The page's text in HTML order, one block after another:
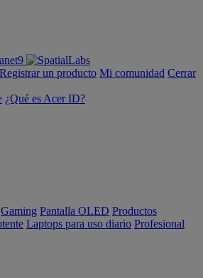
Registrar un producto Mi comunidad Cerrar
¿Qué es Acer ID?
Gaming Pantalla OLED Productos
Laptops para uso diario Profesional